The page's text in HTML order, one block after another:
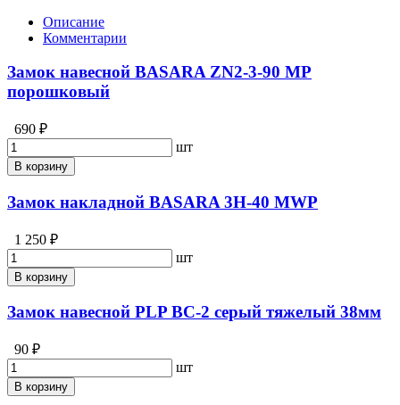
Описание
Комментарии
Замок навесной BASARA ZN2-3-90 МР
порошковый
690 ₽
шт
В корзину
Замок накладной BASARA 3H-40 MWP
1 250 ₽
шт
В корзину
Замок навесной PLP BC-2 серый тяжелый 38мм
90 ₽
шт
В корзину